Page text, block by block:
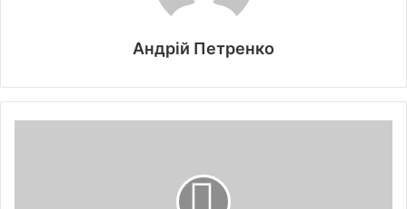
Андрій Петренко